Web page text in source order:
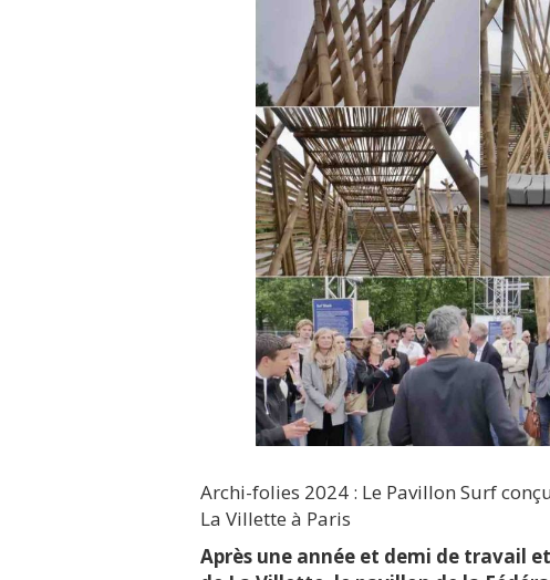
Archi-folies 2024 : Le Pavillon Surf
La Villette à Paris
Après une année et demi de travail